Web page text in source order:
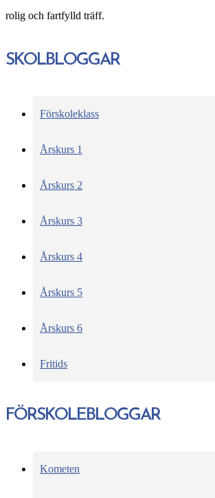
rolig och fartfylld träff.
SKOLBLOGGAR
Förskoleklass
Årskurs 1
Årskurs 2
Årskurs 3
Årskurs 4
Årskurs 5
Årskurs 6
Fritids
FÖRSKOLEBLOGGAR
Kometen